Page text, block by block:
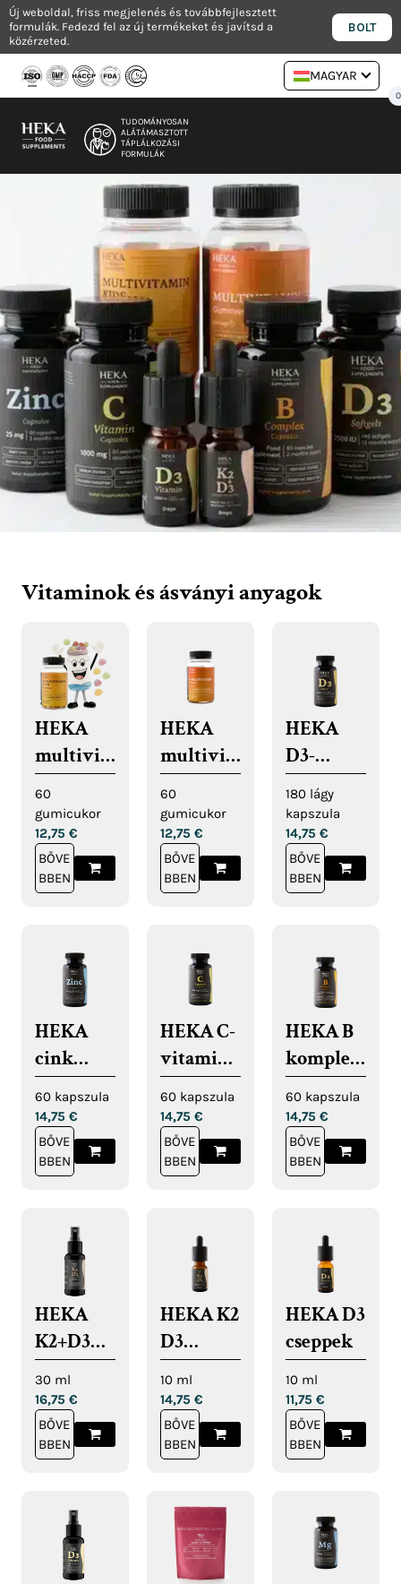
Ugrás
tartalomra
Új weboldal, friss megjelenés és továbbfejlesztett
formulák. Fedezd fel az új termékeket és javítsd a
közérzeted.
BOLT
MAGYAR
TUDOMÁNYOSAN
ALÁTÁMASZTOTT
TÁPLÁLKOZÁSI
FORMULÁK
0
Vitaminok és ásványi anyagok
HEKA
multivit
aminos
gumicuk
or
gyerekek
nek
60
gumicukor
12,75 €
BŐVE
BBEN
HEKA
multivit
amin
gumicuk
or
60
gumicukor
12,75 €
BŐVE
BBEN
HEKA
D3-
vitamin
softgel
kapszulá
k
180 lágy
kapszula
14,75 €
BŐVE
BBEN
HEKA
cink
kapszula
60 kapszula
14,75 €
BŐVE
BBEN
HEKA C-
vitamin
kapszula
60 kapszula
14,75 €
BŐVE
BBEN
HEKA B
komplex
kapszula
60 kapszula
14,75 €
BŐVE
BBEN
HEKA
K2+D3
spray
30 ml
16,75 €
BŐVE
BBEN
HEKA K2
D3
cseppek
10 ml
14,75 €
BŐVE
BBEN
HEKA D3
cseppek
10 ml
11,75 €
BŐVE
BBEN